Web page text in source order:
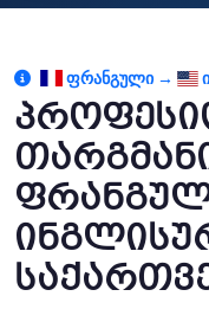
ᲤᲠᲐᲜᲒᲣᲚᲘ →